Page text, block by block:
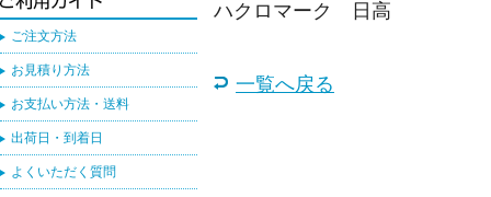
ハクロマーク 日高
一覧へ戻る
ご注文方法
お見積り方法
お支払い方法・送料
出荷日・到着日
よくいただく質問